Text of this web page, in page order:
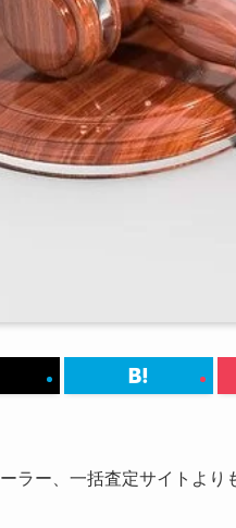
ラー、一括査定サイトより